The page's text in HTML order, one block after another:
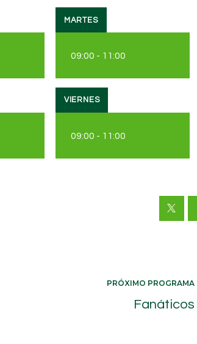
MARTES
09:00 - 11:00
VIERNES
09:00 - 11:00
PRÓXIMO PROGRAMA
Fanáticos